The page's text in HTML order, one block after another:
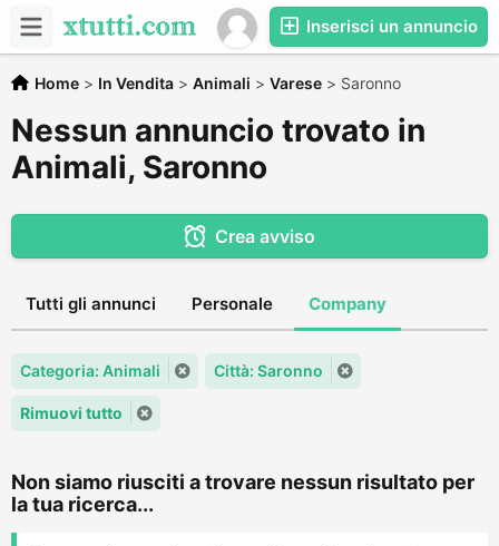
Inserisci un annuncio
Home > In Vendita > Animali > Varese > Saronno
Nessun annuncio trovato in
Animali, Saronno
Crea avviso
Tutti gli annunci Personale Company
Categoria: Animali Città: Saronno
Rimuovi tutto
Non siamo riusciti a trovare nessun risultato per
la tua ricerca...